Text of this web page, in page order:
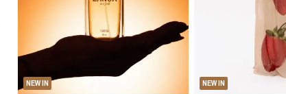
NEW IN
U
NEW IN
M